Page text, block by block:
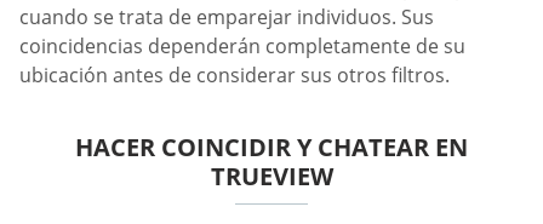
cuando se trata de emparejar individuos. Sus
coincidencias dependerán completamente de su
ubicación antes de considerar sus otros filtros.
HACER COINCIDIR Y CHATEAR EN
TRUEVIEW